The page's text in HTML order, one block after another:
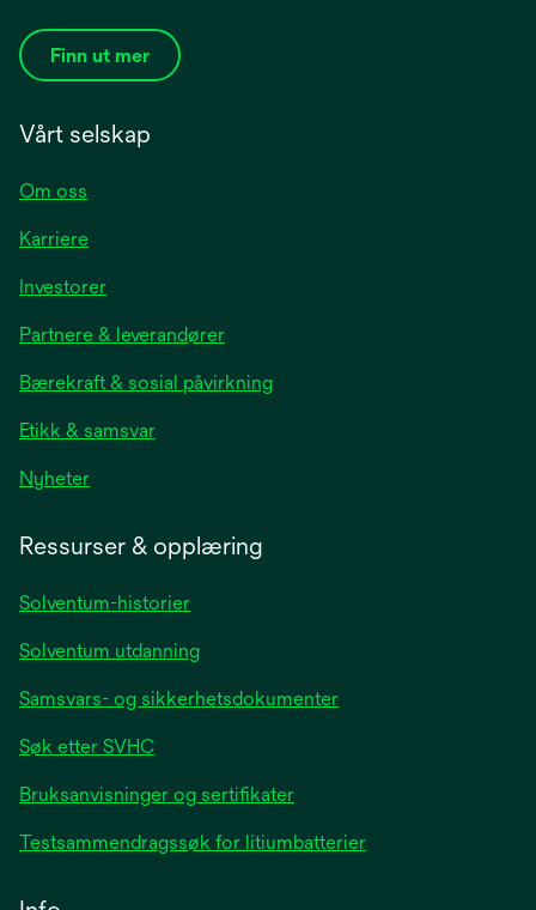
Finn ut mer
Vårt selskap
Om oss
Karriere
Investoreropens
a
new
Partnere & leverandører
Bærekraft & sosial påvirkning
Etikk & samsvar
Nyheteropens
Ressurser & opplæring
Solventum-historier
Solventum utdanning
Samsvars- og sikkerhetsdokumenter
Søk etter SVHC
Bruksanvisninger og sertifikater
Testsammendragssøk for litiumbatterier